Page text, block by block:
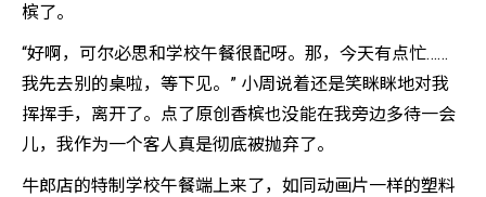
槟了。
“好啊，可尔必思和学校午餐很配呀。那，今天有点忙……
我先去别的桌啦，等下见。” 小周说着还是笑眯眯地对我
挥挥手，离开了。点了原创香槟也没能在我旁边多待一会
儿，我作为一个客人真是彻底被抛弃了。
牛郎店的特制学校午餐端上来了，如同动画片一样的塑料